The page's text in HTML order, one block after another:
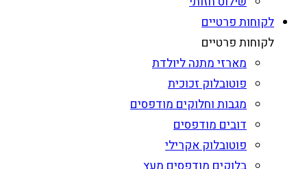
לקוחות פרטיים
לקוחות פרטיים
מארזי מתנה ליולדת
פוטובלוק זכוכית
מגבות וחלוקים מודפסים
דובים מודפסים
פוטובלוק אקרילי